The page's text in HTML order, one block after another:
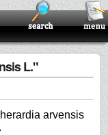
L."
arvensis